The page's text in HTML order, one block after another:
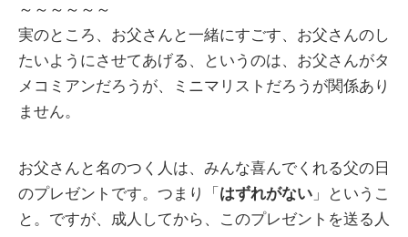
～～～～～～
実のところ、お父さんと一緒にすごす、お父さんのし
たいようにさせてあげる、というのは、お父さんがタ
メコミアンだろうが、ミニマリストだろうが関係あり
ません。
お父さんと名のつく人は、みんな喜んでくれる父の日
のプレゼントです。つまり「 はずれがない 」というこ
と。ですが、成人してから、このプレゼントを送る人